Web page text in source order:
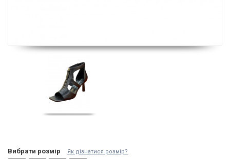
Вибрати розмір Як дізнатися розмір?